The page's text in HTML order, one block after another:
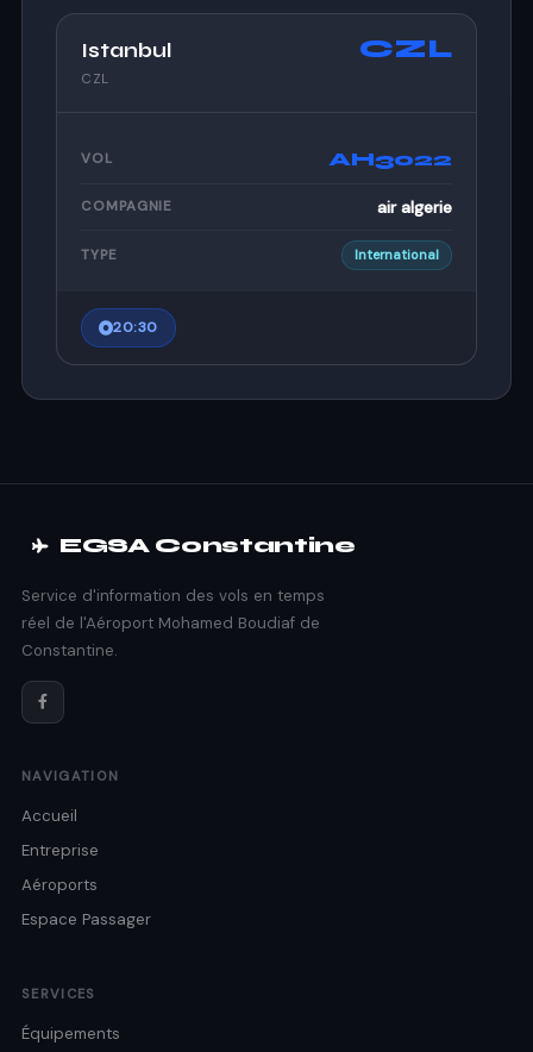
Istanbul
CZL
CZL
VOL AH3022
COMPAGNIE air algerie
TYPE International
20:30
EGSA Constantine
Service d'information des vols en temps
réel de l'Aéroport Mohamed Boudiaf de
Constantine.
NAVIGATION
Accueil
Entreprise
Aéroports
Espace Passager
SERVICES
Équipements